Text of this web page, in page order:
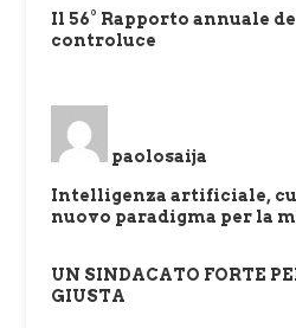
Il 56° Rapporto annuale
controluce
paolosaija
Intelligenza artificiale,
nuovo paradigma per la
UN SINDACATO FORTE
GIUSTA